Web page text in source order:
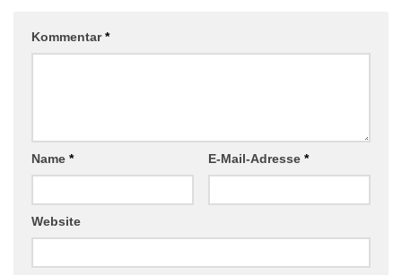
Kommentar*
Name * E-Mail-Adresse *
Website